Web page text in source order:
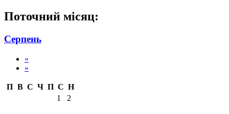
Поточний місяц:
Серпень
«
»
П В С Ч П С Н
1
2